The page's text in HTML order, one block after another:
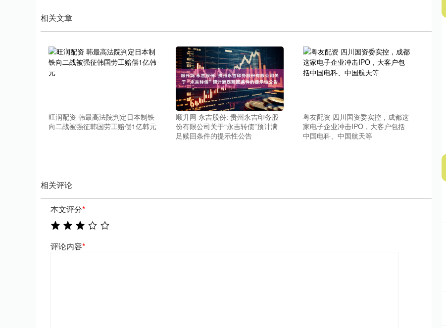
相关文章
旺润配资 韩最高法院判定日本制铁
向二战被强征韩国劳工赔偿1亿韩元
顺升网 永吉股份: 贵州永吉印务股
份有限公司关于“永吉转债”预计满
足赎回条件的提示性公告
粤友配资 四川国资委实控，成都这
家电子企业冲击IPO，大客户包括
中国电科、中国航天等
相关评论
本文评分*
评论内容*